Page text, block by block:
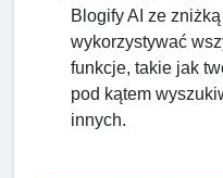
Blogify AI ze
wykorzystywać
funkcje, takie jak
pod kątem
innych.